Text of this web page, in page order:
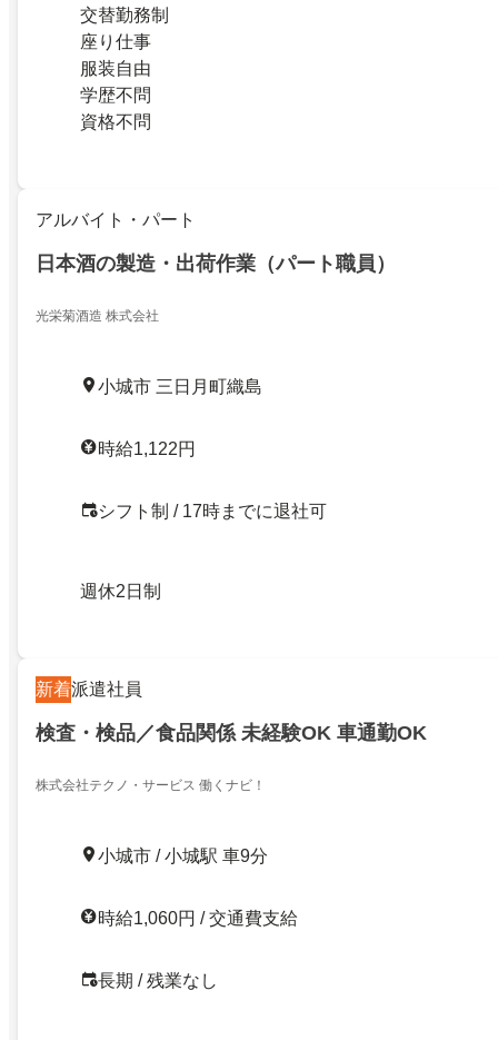
交替勤務制
座り仕事
服装自由
学歴不問
資格不問
アルバイト・パート
日本酒の製造・出荷作業（パート職員）
光栄菊酒造 株式会社
小城市 三日月町織島
時給1,122円
シフト制 / 17時までに退社可
週休2日制
新着派遣社員
検査・検品／食品関係 未経験OK 車通勤OK
株式会社テクノ・サービス 働くナビ！
小城市 / 小城駅 車9分
時給1,060円 / 交通費支給
長期 / 残業なし